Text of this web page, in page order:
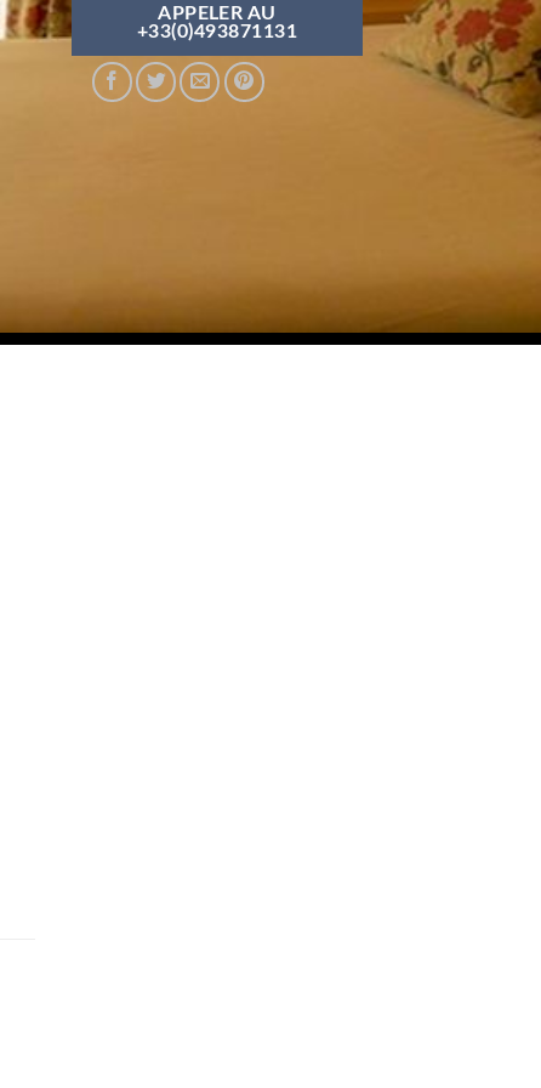
APPELER AU
+33(0)493871131